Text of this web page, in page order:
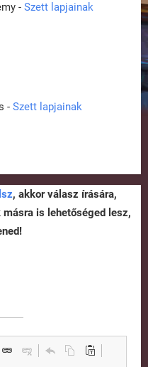
- Szett lapjainak
- Szett lapjainak
, akkor válasz írására,
is lehetőséged lesz,